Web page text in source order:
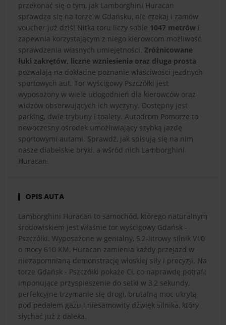
przekonać się o tym, jak Lamborghini Huracan
sprawdza się na torze w Gdańsku, nie czekaj i zamów
voucher już dziś! Nitka toru liczy sobie 1047 metrów i
zapewnia korzystającym z niego kierowcom możliwość
sprawdzenia własnych umiejętności. Zróżnicowane
łuki zakrętów, liczne wzniesienia oraz długa prosta
pozwalają na dokładne poznanie właściwości jezdnych
sportowych aut. Tor wyścigowy Pszczółki jest
wyposażony w wiele udogodnień dla kierowców oraz
widzów obserwujących ich wyczyny. Dostępny jest
parking, dwie trybuny i toalety. Autodrom Pomorze to
nowoczesny ośrodek umożliwiający szybką jazdę
sportowymi autami. Sprawdź, jak spisują się na nim
nasze diabelskie bryki, a wśród nich Lamborghini
Huracan.
OPIS AUTA
Lamborghini Huracan to samochód, którego naturalnym
środowiskiem jest właśnie tor wyścigowy Gdańsk -
Pszczółki. Wyposażone w genialny, 5,2-litrowy silnik V10
o mocy 610 KM, Huracan zamienia każdy przejazd w
niezapomnianą demonstrację włoskiej siły i precyzji. Na
torze Gdańsk - Pszczółki pokaże Ci, co naprawdę potrafi:
imponujące przyspieszenie do setki w 3,2 sekundy,
perfekcyjne trzymanie się drogi, brutalną moc ukrytą
pod pedałem gazu i niesamowity dźwięk silnika, który
słychać już z daleka.